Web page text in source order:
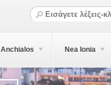
Anchialos Nea Ionia